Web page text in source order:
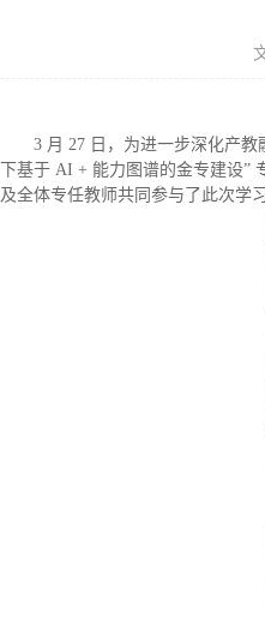
3 月 27 日，为进一步深化产
下基于 AI + 能力图谱的金专建设
及全体专任教师共同参与了此次学